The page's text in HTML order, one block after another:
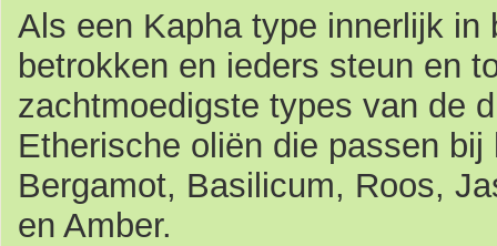
Als een Kapha type innerlijk
betrokken en ieders steun en
zachtmoedigste types van de
Etherische oliën die passen
Bergamot, Basilicum, Roos,
en Amber.